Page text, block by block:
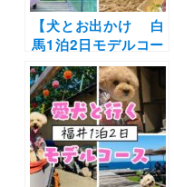
【犬とお出かけ 白
馬1泊2日モデルコー
ス】愛犬家に人気の
スポットを制覇！白
馬岩岳マウンテンリ
ゾート～コートヤー
ド・バイ・マリオッ
ト白馬～呑者屋(のん
じゃえ)～Snow